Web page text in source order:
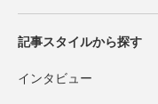
記事スタイルから探す
インタビュー